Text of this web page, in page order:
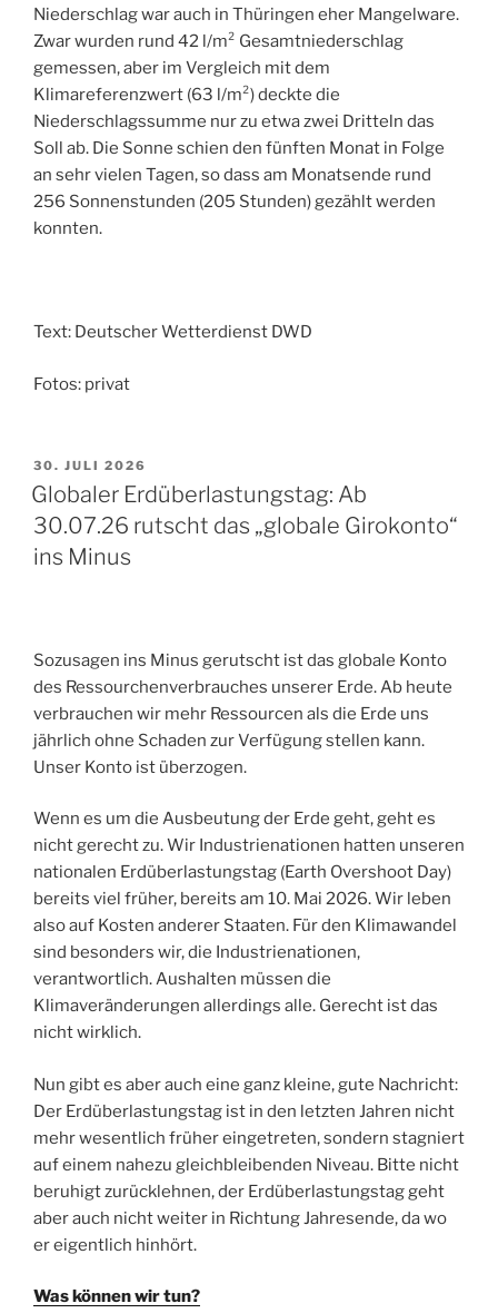
Niederschlag war auch in Thüringen eher Mangelware.
Zwar wurden rund 42 l/m² Gesamtniederschlag
gemessen, aber im Vergleich mit dem
Klimareferenzwert (63 l/m²) deckte die
Niederschlagssumme nur zu etwa zwei Dritteln das
Soll ab. Die Sonne schien den fünften Monat in Folge
an sehr vielen Tagen, so dass am Monatsende rund
256 Sonnenstunden (205 Stunden) gezählt werden
konnten.
Text: Deutscher Wetterdienst DWD
Fotos: privat
VERÖFFENTLICHT
AM
30. JULI 2026
Globaler Erdüberlastungstag: Ab
30.07.26 rutscht das „globale Girokonto“
ins Minus
Sozusagen ins Minus gerutscht ist das globale Konto
des Ressourchenverbrauches unserer Erde. Ab heute
verbrauchen wir mehr Ressourcen als die Erde uns
jährlich ohne Schaden zur Verfügung stellen kann.
Unser Konto ist überzogen.
Wenn es um die Ausbeutung der Erde geht, geht es
nicht gerecht zu. Wir Industrienationen hatten unseren
nationalen Erdüberlastungstag (Earth Overshoot Day)
bereits viel früher, bereits am 10. Mai 2026. Wir leben
also auf Kosten anderer Staaten. Für den Klimawandel
sind besonders wir, die Industrienationen,
verantwortlich. Aushalten müssen die
Klimaveränderungen allerdings alle. Gerecht ist das
nicht wirklich.
Nun gibt es aber auch eine ganz kleine, gute Nachricht:
Der Erdüberlastungstag ist in den letzten Jahren nicht
mehr wesentlich früher eingetreten, sondern stagniert
auf einem nahezu gleichbleibenden Niveau. Bitte nicht
beruhigt zurücklehnen, der Erdüberlastungstag geht
aber auch nicht weiter in Richtung Jahresende, da wo
er eigentlich hinhört.
Was können wir tun?